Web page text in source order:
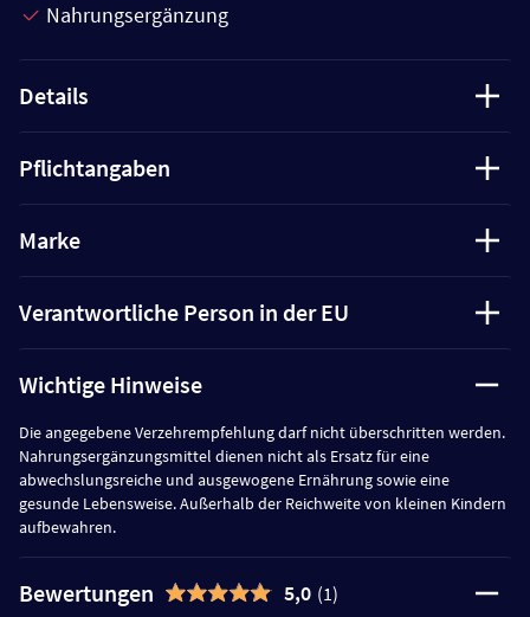
Nahrungsergänzung
Details
Pflichtangaben
Marke
Verantwortliche Person in der EU
Wichtige Hinweise
Die angegebene Verzehrempfehlung darf nicht überschritten werden.
Nahrungsergänzungsmittel dienen nicht als Ersatz für eine
abwechslungsreiche und ausgewogene Ernährung sowie eine
gesunde Lebensweise. Außerhalb der Reichweite von kleinen Kindern
aufbewahren.
Bewertungen 5,0 (1)